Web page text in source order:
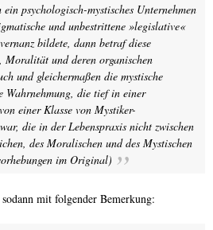
ein psychologisch-mystisches Unternehmen
und unbestrittene »legislative«
bildete, dann betraf diese
Moralität und deren organischen
und gleichermaßen die mystische
Wahrnehmung, die tief in einer
einer Klasse von Mystiker-
die in der Lebenspraxis nicht zwischen
des Moralischen und des Mystischen
im Original)
mit folgender Bemerkung: